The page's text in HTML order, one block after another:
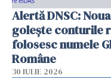
Alertă DNSC:
golește conturile
folosesc numele
Române
30 IULIE 2026